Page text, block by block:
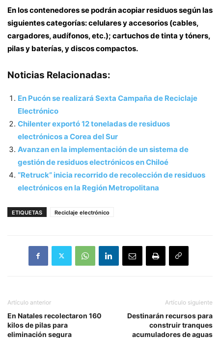
En los contenedores se podrán acopiar residuos según las
siguientes categorías: celulares y accesorios (cables,
cargadores, audífonos, etc.); cartuchos de tinta y tóners,
pilas y baterías, y discos compactos.
Noticias Relacionadas:
En Pucón se realizará Sexta Campaña de Reciclaje
Electrónico
Chilenter exportó 12 toneladas de residuos
electrónicos a Corea del Sur
Avanzan en la implementación de un sistema de
gestión de residuos electrónicos en Chiloé
“Retruck” inicia recorrido de recolección de residuos
electrónicos en la Región Metropolitana
ETIQUETAS Reciclaje electrónico
Artículo anterior
En Natales recolectaron 160
kilos de pilas para
eliminación segura
Artículo siguiente
Destinarán recursos para
construir tranques
acumuladores de aguas